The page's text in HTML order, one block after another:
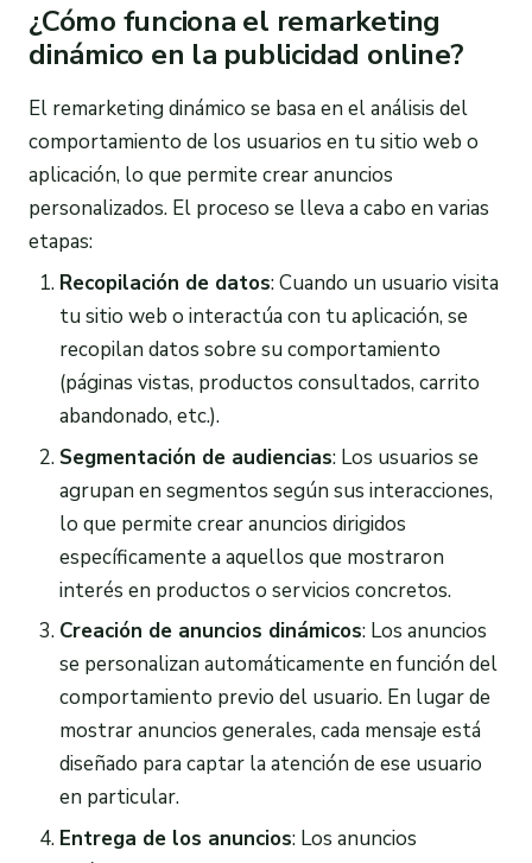
¿Cómo funciona el remarketing
dinámico en la publicidad online?
El remarketing dinámico se basa en el análisis del
comportamiento de los usuarios en tu sitio web o
aplicación, lo que permite crear anuncios
personalizados. El proceso se lleva a cabo en varias
etapas:
Recopilación de datos: Cuando un usuario visita
tu sitio web o interactúa con tu aplicación, se
recopilan datos sobre su comportamiento
(páginas vistas, productos consultados, carrito
abandonado, etc.).
Segmentación de audiencias: Los usuarios se
agrupan en segmentos según sus interacciones,
lo que permite crear anuncios dirigidos
específicamente a aquellos que mostraron
interés en productos o servicios concretos.
Creación de anuncios dinámicos: Los anuncios
se personalizan automáticamente en función del
comportamiento previo del usuario. En lugar de
mostrar anuncios generales, cada mensaje está
diseñado para captar la atención de ese usuario
en particular.
Entrega de los anuncios: Los anuncios